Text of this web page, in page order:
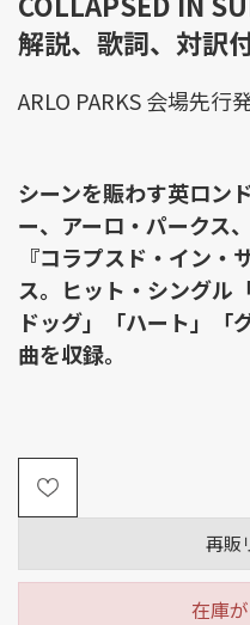
解説、歌詞、対訳
再販
在庫
ARLO PARKS 会場先行
シーンを賑わす英ロン
ー、アーロ・パークス
『コラプスド・イン・
ス。ヒット・シングル
ドッグ」「ハート」「
曲を収録。